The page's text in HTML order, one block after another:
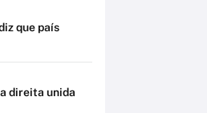
que país
direita unida